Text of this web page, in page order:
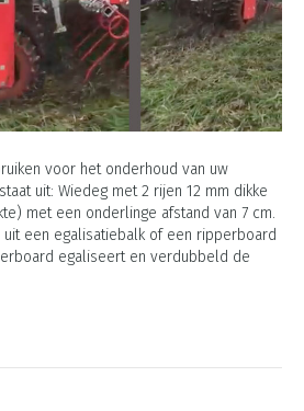
voor het onderhoud van uw
uit: Wiedeg met 2 rijen 12 mm dikke
met een onderlinge afstand van 7 cm.
een egalisatiebalk of een ripperboard
egaliseert en verdubbeld de